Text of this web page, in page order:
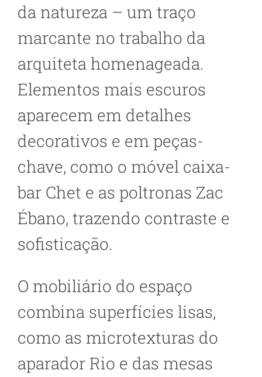
da natureza – um traço
marcante no trabalho da
arquiteta homenageada.
Elementos mais escuros
aparecem em detalhes
decorativos e em peças-
chave, como o móvel caixa-
bar Chet e as poltronas Zac
Ébano, trazendo contraste e
sofisticação.
O mobiliário do espaço
combina superfícies lisas,
como as microtexturas do
aparador Rio e das mesas